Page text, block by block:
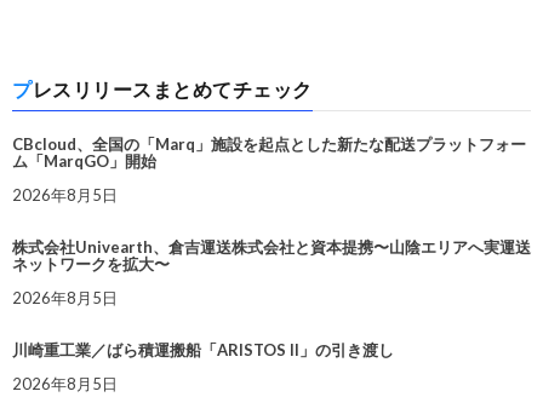
プレスリリースまとめてチェック
CBcloud、全国の「Marq」施設を起点とした新たな配送プラットフォー
ム「MarqGO」開始
2026年8月5日
株式会社Univearth、倉吉運送株式会社と資本提携〜山陰エリアへ実運送
ネットワークを拡大〜
2026年8月5日
川崎重工業／ばら積運搬船「ARISTOS II」の引き渡し
2026年8月5日